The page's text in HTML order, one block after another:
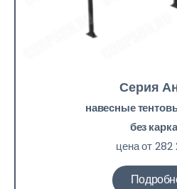
Серия
навесные
без
цена от 282